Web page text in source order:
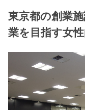
東京都の創業
業を目指す女